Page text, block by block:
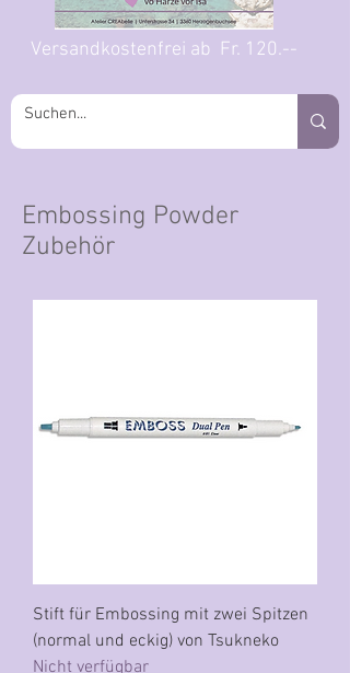
Versandkostenfrei ab Fr. 120.--
Embossing Powder
Zubehör
Stift für Embossing mit zwei Spitzen
(normal und eckig) von Tsukneko
Nicht verfügbar